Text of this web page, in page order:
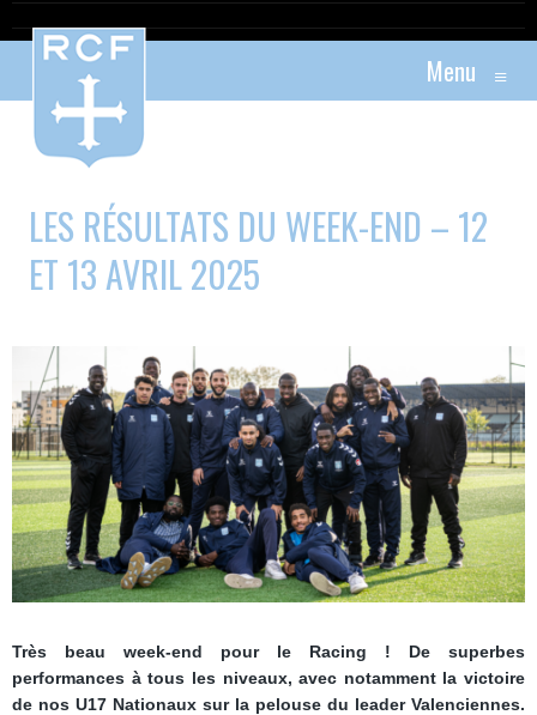
Menu ≡
LES RÉSULTATS DU WEEK-END – 12
ET 13 AVRIL 2025
Très beau week-end pour le Racing ! De superbes
performances à tous les niveaux, avec notamment la victoire
de nos U17 Nationaux sur la pelouse du leader Valenciennes.